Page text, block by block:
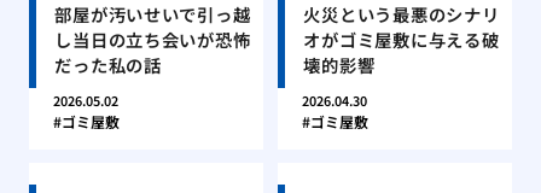
部屋が汚いせいで引っ越
し当日の立ち会いが恐怖
だった私の話
2026.05.02
ゴミ屋敷
火災という最悪のシナリ
オがゴミ屋敷に与える破
壊的影響
2026.04.30
ゴミ屋敷